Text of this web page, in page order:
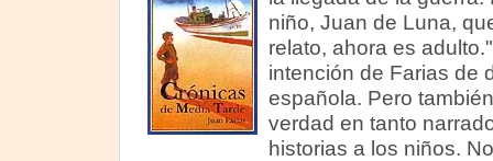
niño, Juan de Luna,
relato, ahora es
intención de Farias de
española. Pero
verdad en tanto
historias a los niños.